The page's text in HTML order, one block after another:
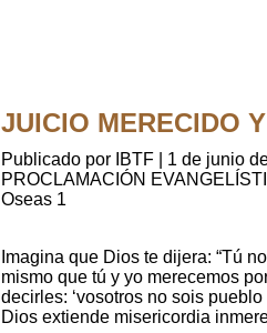
JUICIO MERECIDO
Publicado por IBTF
1 de junio
PROCLAMACIÓN
Oseas 1
Imagina que Dios te dijera: “Tú
mismo que tú y yo merecemos
decirles: ‘vosotros no sois
Dios extiende misericordia